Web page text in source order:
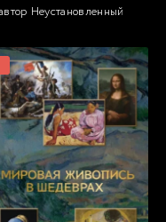
Неустановленный